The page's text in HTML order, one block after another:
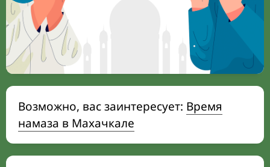
Возможно, вас заинтересует: Время
намаза в Махачкале